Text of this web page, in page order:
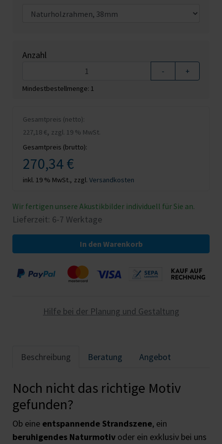
Anzahl
- +
Mindestbestellmenge: 1
Gesamtpreis (netto):
227,18 €, zzgl. 19 % MwSt.
Gesamtpreis (brutto):
270,34 €
inkl. 19 % MwSt., zzgl. Versandkosten
Wir fertigen unsere Akustikbilder individuell für Sie an.
Lieferzeit: 6-7 Werktage
In den Warenkorb
Hilfe bei der Planung und Gestaltung
Beschreibung Beratung Angebot
Noch nicht das richtige Motiv
gefunden?
Ob eine entspannende Strandszene, ein
beruhigendes Naturmotiv oder ein exklusiv bei uns